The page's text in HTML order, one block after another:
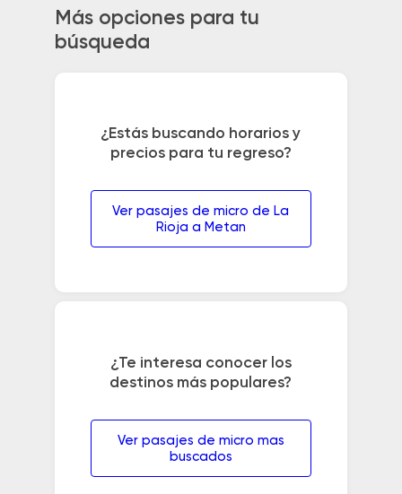
Más opciones para tu
búsqueda
¿Estás buscando horarios y
precios para tu regreso?
Ver pasajes de micro de La
Rioja a Metan
¿Te interesa conocer los
destinos más populares?
Ver pasajes de micro mas
buscados